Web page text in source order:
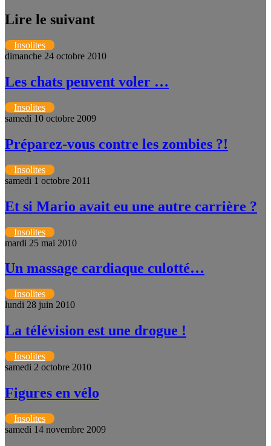
Lire le suivant
Insolites
dimanche 24 octobre 2010
Les chats peuvent voler …
Insolites
samedi 10 octobre 2009
Préparez-vous contre les zombies ?!
Insolites
samedi 1 octobre 2011
Et si Mario avait eu une autre carrière ?
Insolites
mardi 25 mai 2010
Un massage cardiaque culotté…
Insolites
lundi 28 juin 2010
La télévision est une drogue !
Insolites
samedi 2 octobre 2010
Figures en vélo
Insolites
samedi 14 novembre 2009